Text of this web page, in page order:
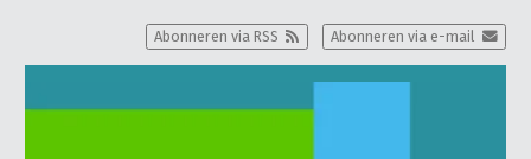
Abonneren via e-mail
Abonneren via RSS